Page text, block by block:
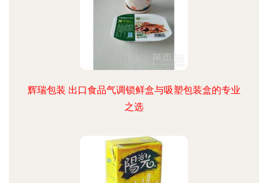
辉瑞包装 出口食品气调锁鲜盒与吸塑包装盒的专业
之选